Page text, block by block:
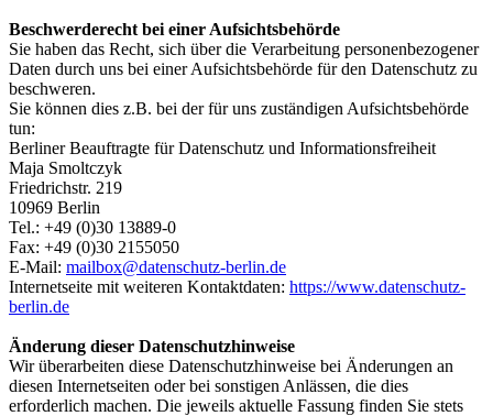
Beschwerderecht bei einer Aufsichtsbehörde
Sie haben das Recht, sich über die Verarbeitung personenbezogener
Daten durch uns bei einer Aufsichtsbehörde für den Datenschutz zu
beschweren.
Sie können dies z.B. bei der für uns zuständigen Aufsichtsbehörde
tun:
Berliner Beauftragte für Datenschutz und Informationsfreiheit
Maja Smoltczyk
Friedrichstr. 219
10969 Berlin
Tel.: +49 (0)30 13889-0
Fax: +49 (0)30 2155050
E-Mail: mailbox@datenschutz-berlin.de
Internetseite mit weiteren Kontaktdaten: https://www.datenschutz-
berlin.de
Änderung dieser Datenschutzhinweise
Wir überarbeiten diese Datenschutzhinweise bei Änderungen an
diesen Internetseiten oder bei sonstigen Anlässen, die dies
erforderlich machen. Die jeweils aktuelle Fassung finden Sie stets